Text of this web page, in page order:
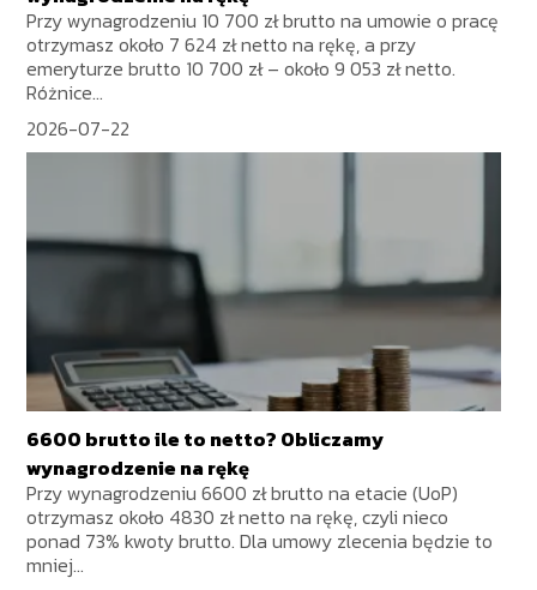
Przy wynagrodzeniu 10 700 zł brutto na umowie o pracę
otrzymasz około 7 624 zł netto na rękę, a przy
emeryturze brutto 10 700 zł – około 9 053 zł netto.
Różnice...
2026-07-22
6600 brutto ile to netto? Obliczamy
wynagrodzenie na rękę
Przy wynagrodzeniu 6600 zł brutto na etacie (UoP)
otrzymasz około 4830 zł netto na rękę, czyli nieco
ponad 73% kwoty brutto. Dla umowy zlecenia będzie to
mniej...